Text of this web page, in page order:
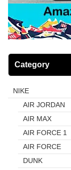
Category
NIKE
AIR JORDAN
AIR MAX
AIR FORCE 1
AIR FORCE
DUNK